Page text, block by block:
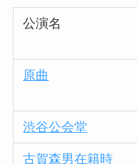
公演名
原曲
渋谷公会堂
古賀森男在籍時